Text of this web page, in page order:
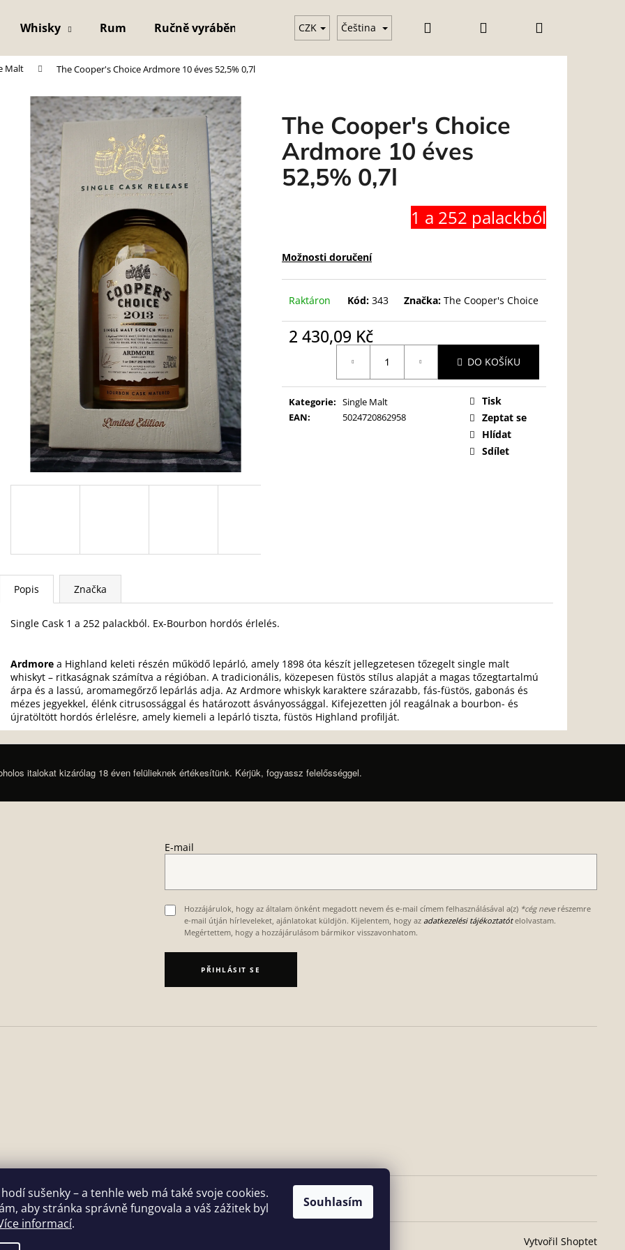
sušenky – a tenhle web má také svoje cookies.
aby stránka správně fungovala a váš zážitek byl
informací.
Souhlasím
Whisky Rum Ručně vyráběná křišťálová sklenice Vodka Üzleti feltételek (ÁSZF)
CZK Čeština Přihlášení
Malt The Cooper's Choice Ardmore 10 éves 52,5% 0,7l
The Cooper's Choice
Ardmore 10 éves
52,5% 0,7l
1 a 252 palackból
Možnosti doručení
Raktáron Kód: 343 Značka: The Cooper's Choice
2 430,09 Kč
DO KOŠÍKU
Kategorie: Single Malt
EAN: 5024720862958
Tisk
Zeptat se
Hlídat
Sdílet
Popis Značka
Single Cask 1 a 252 palackból. Ex-Bourbon hordós érlelés.
Ardmore a Highland keleti részén működő lepárló, amely 1898 óta készít jellegzetesen tőzegelt single malt
whiskyt – ritkaságnak számítva a régióban. A tradicionális, közepesen füstös stílus alapját a magas tőzegtartalmú
árpa és a lassú, aromamegőrző lepárlás adja. Az Ardmore whiskyk karaktere szárazabb, fás-füstös, gabonás és
mézes jegyekkel, élénk citrusossággal és határozott ásványossággal. Kifejezetten jól reagálnak a bourbon- és
újratöltött hordós érlelésre, amely kiemeli a lepárló tiszta, füstös Highland profilját.
Co potřebujete najít?
italokat kizárólag 18 éven felülieknek értékesítünk. Kérjük, fogyassz felelősséggel.
E-mail
Hozzájárulok, hogy az általam önként megadott nevem és e-mail címem felhasználásával a(z) *cég neverészemre
e-mail útján hírleveleket, ajánlatokat küldjön. Kijelentem, hogy az adatkezelési tájékoztatót elolvastam.
Megértettem, hogy a hozzájárulásom bármikor visszavonhatom.
PŘIHLÁSIT SE
Vytvořil Shoptet
nastavení cookies